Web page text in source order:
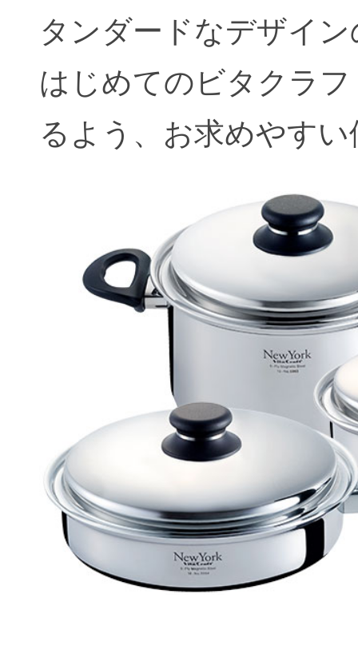
タンダードなデザイ
はじめてのビタクラ
るよう、お求めやす